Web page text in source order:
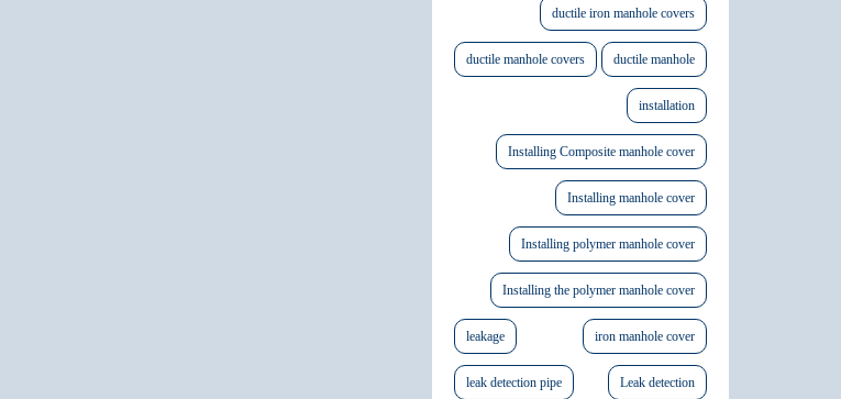
ductile iron manhole covers
ductile manhole
ductile manhole covers
installation
Installing Composite manhole cover
Installing manhole cover
Installing polymer manhole cover
Installing the polymer manhole cover
iron manhole cover
leakage
Leak detection
leak detection pipe